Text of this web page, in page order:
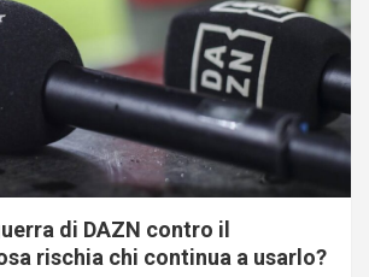
di DAZN contro il
rischia chi continua a usarlo?